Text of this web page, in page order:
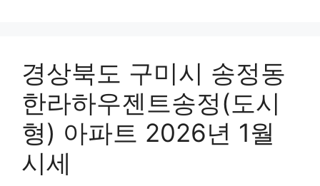
경상북도 구미시 송정동
한라하우젠트송정(도시
형) 아파트 2026년 1월
시세